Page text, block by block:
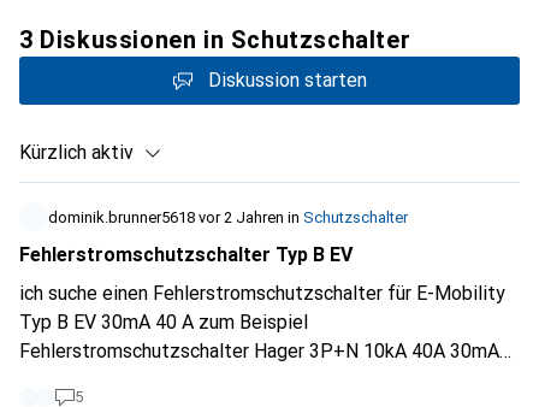
3 Diskussionen in Schutzschalter
Diskussion starten
Kürzlich aktiv
dominik.brunner5618 vor 2 Jahren in Schutzschalter
Fehlerstromschutzschalter Typ B EV
ich suche einen Fehlerstromschutzschalter für E-Mobility
Typ B EV 30mA 40 A zum Beispiel
Fehlerstromschutzschalter Hager 3P+N 10kA 40A 30mA
5